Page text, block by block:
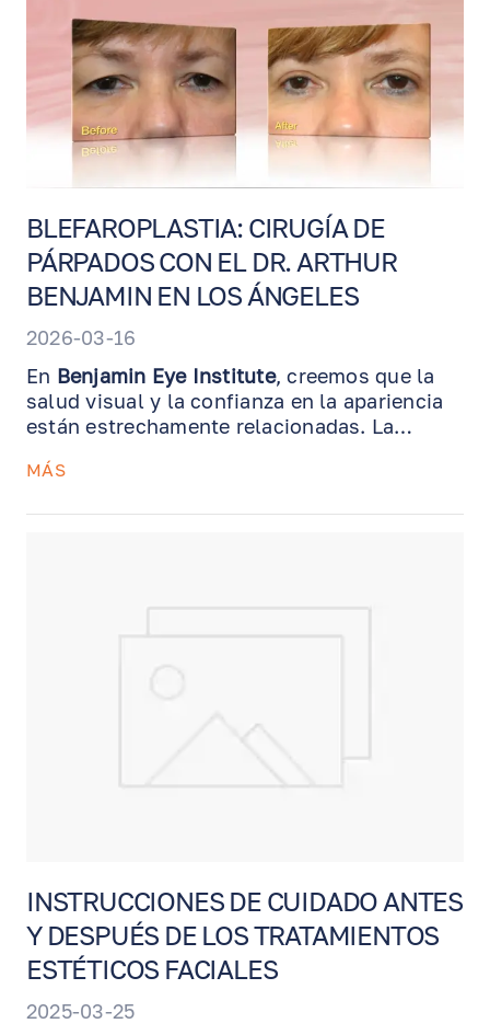
BLEFAROPLASTIA: CIRUGÍA DE
PÁRPADOS CON EL DR. ARTHUR
BENJAMIN EN LOS ÁNGELES
2026-03-16
En Benjamin Eye Institute, creemos que la
salud visual y la confianza en la apariencia
están estrechamente relacionadas. La
cirugía de párpados, es un procedimiento
rejuvenecida. En algunos casos, también
MÁS
INSTRUCCIONES DE CUIDADO ANTES
Y DESPUÉS DE LOS TRATAMIENTOS
ESTÉTICOS FACIALES
2025-03-25